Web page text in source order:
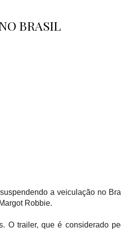
BRASIL
a veiculação no
Robbie.
O trailer, que é considerado